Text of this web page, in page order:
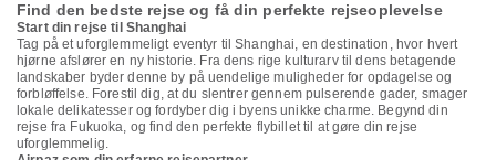
Find den bedste rejse og få din perfekte rejseoplevelse
Start din rejse til Shanghai
Tag på et uforglemmeligt eventyr til Shanghai, en destination, hvor hvert
hjørne afslører en ny historie. Fra dens rige kulturarv til dens betagende
landskaber byder denne by på uendelige muligheder for opdagelse og
forbløffelse. Forestil dig, at du slentrer gennem pulserende gader, smager
lokale delikatesser og fordyber dig i byens unikke charme. Begynd din
rejse fra Fukuoka, og find den perfekte flybillet til at gøre din rejse
uforglemmelig.